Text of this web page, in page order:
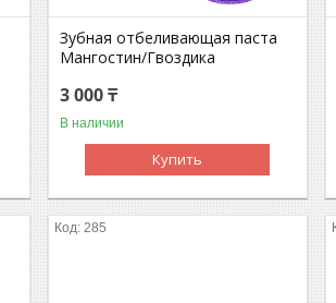
Зубная отбеливающая паста
Мангостин/Гвоздика
3 000 ₸
В наличии
Купить
285